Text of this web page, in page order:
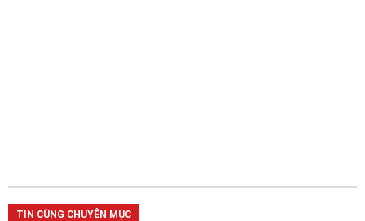
TIN CÙNG CHUYÊN MỤC